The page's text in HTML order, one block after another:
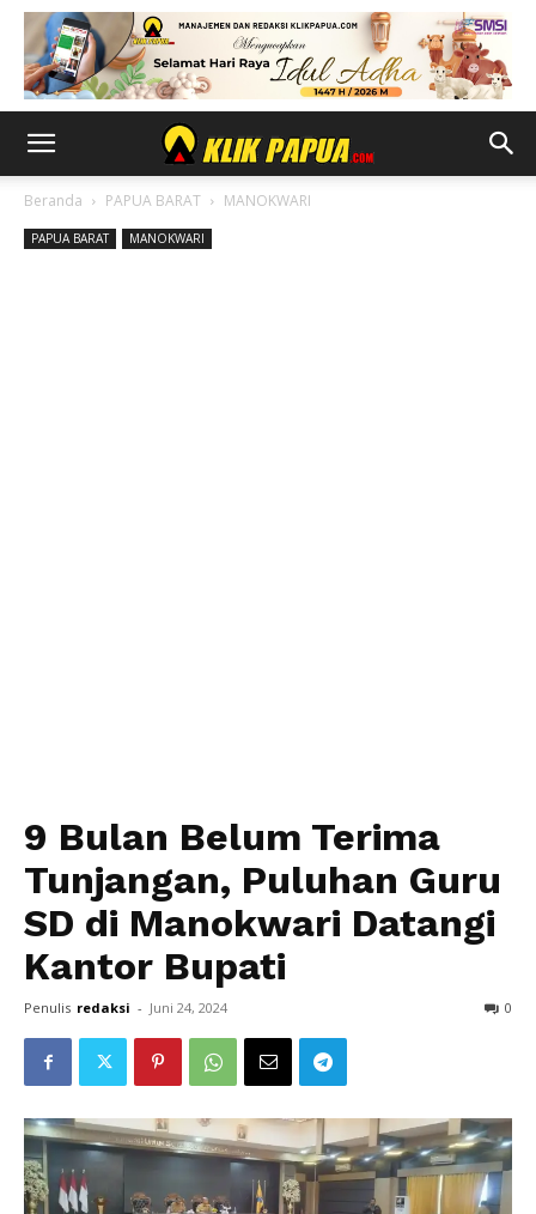
Beranda PAPUA BARAT MANOKWARI
PAPUA BARAT MANOKWARI
9 Bulan Belum Terima
Tunjangan, Puluhan Guru
SD di Manokwari Datangi
Kantor Bupati
Penulis redaksi - Juni 24, 2024 0